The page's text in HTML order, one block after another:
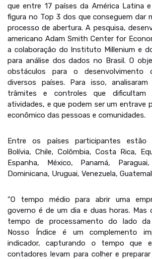
que entre 17 países da América Latina
figura no Top 3 dos que conseguem dar
processo de abertura. A pesquisa,
americano Adam Smith Center for
a colaboração do Instituto Millenium e
para análise dos dados no Brasil. O
obstáculos para o desenvolvimento
diversos países. Para isso,
trâmites e controles que dificultam
atividades, e que podem ser um entrave
econômico das pessoas e comunidades.
Entre os países participantes estão
Bolívia, Chile, Colômbia, Costa Rica,
Espanha, México, Panamá,
Dominicana, Uruguai, Venezuela,
“O tempo médio para abrir uma
governo é de um dia e duas horas. Mas
tempo de processamento do lado da
Nosso Índice é um complemento
indicador, capturando o tempo que
contadores levam para colher e